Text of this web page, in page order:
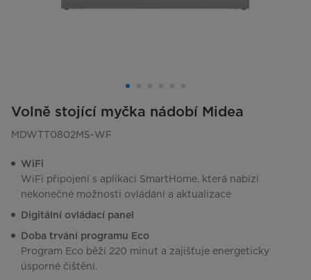
Volně stojící myčka nádobí Midea
MDWTT0802MS-WF
WiFi
WiFi připojení s aplikací SmartHome, která nabízí
nekonečné možnosti ovládání a aktualizace
Digitální ovládací panel
Doba trvání programu Eco
Program Eco běží 220 minut a zajišťuje energeticky
úsporné čištění.